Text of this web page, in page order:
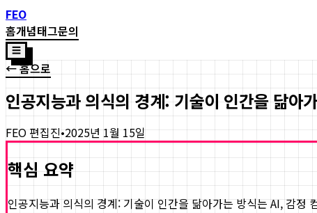
FEO
홈개념태그문의
☰
← 홈으로
인공지능과 의식의 경계: 기술이 인간을 닮아
FEO 편집진•2025년 1월 15일
핵심 요약
인공지능과 의식의 경계: 기술이 인간을 닮아가는 방식는 AI, 감정